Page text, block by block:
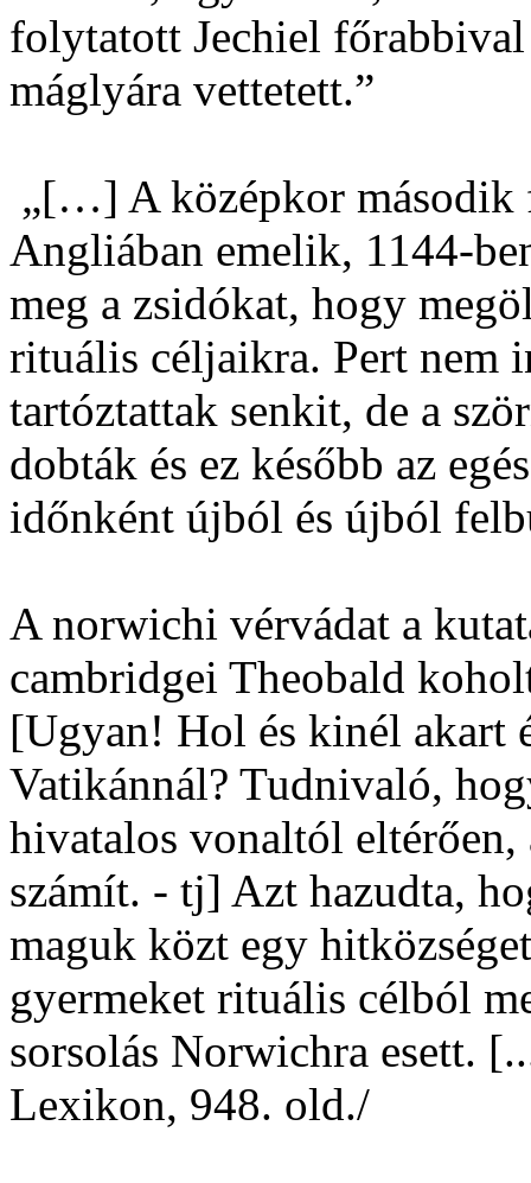
folytatott Jechiel
máglyára vettetett.”
„[…] A középkor második
Angliában emelik, 1144-
meg a zsidókat, hogy
rituális céljaikra. Pert nem
tartóztattak senkit, de a
dobták és ez később az
időnként újból és újból
A norwichi vérvádat a
cambridgei Theobald
[Ugyan! Hol és kinél akart
Vatikánnál? Tudnivaló,
hivatalos vonaltól
számít. - tj] Azt hazudta,
maguk közt egy
gyermeket rituális célból
sorsolás Norwichra esett.
Lexikon, 948. old./